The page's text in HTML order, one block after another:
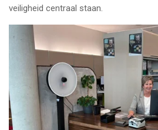
veiligheid centraal staan.